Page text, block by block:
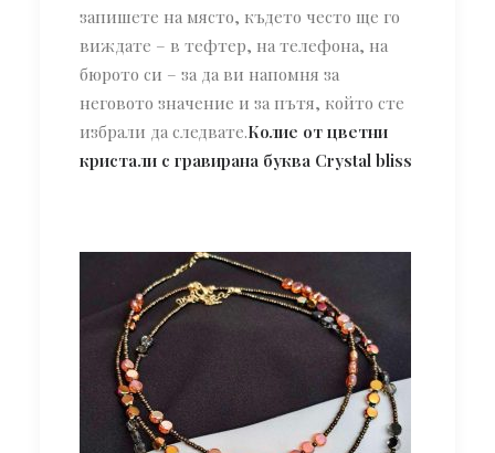
запишете на място, където често ще го
виждате – в тефтер, на телефона, на
бюрото си – за да ви напомня за
неговото значение и за пътя, който сте
избрали да следвате.Колие от цветни
кристали с гравирана буква Crystal bliss